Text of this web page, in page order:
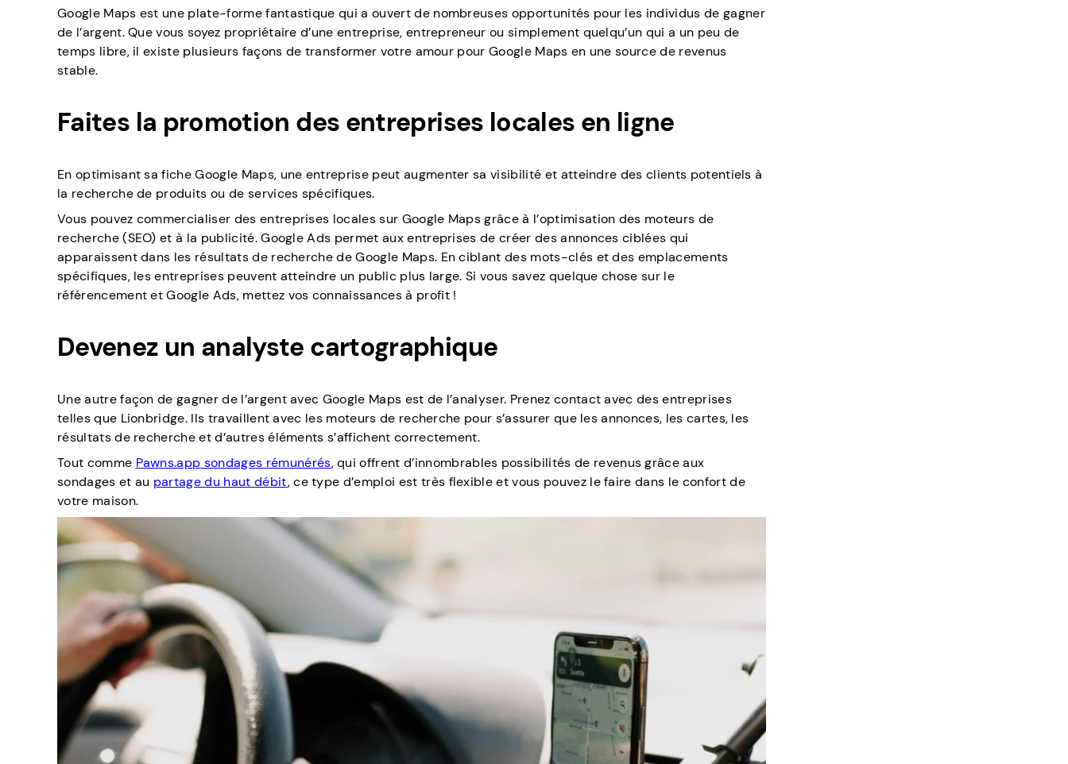
Google Maps est une plate-forme fantastique qui a ouvert de nombreuses opportunités pour les individus de gagner
de l’argent. Que vous soyez propriétaire d’une entreprise, entrepreneur ou simplement quelqu’un qui a un peu de
temps libre, il existe plusieurs façons de transformer votre amour pour Google Maps en une source de revenus
stable.
Faites la promotion des entreprises locales en ligne
En optimisant sa fiche Google Maps, une entreprise peut augmenter sa visibilité et atteindre des clients potentiels à
la recherche de produits ou de services spécifiques.
Vous pouvez commercialiser des entreprises locales sur Google Maps grâce à l’optimisation des moteurs de
recherche (SEO) et à la publicité. Google Ads permet aux entreprises de créer des annonces ciblées qui
apparaissent dans les résultats de recherche de Google Maps. En ciblant des mots-clés et des emplacements
spécifiques, les entreprises peuvent atteindre un public plus large. Si vous savez quelque chose sur le
référencement et Google Ads, mettez vos connaissances à profit !
Devenez un analyste cartographique
Une autre façon de gagner de l’argent avec Google Maps est de l’analyser. Prenez contact avec des entreprises
telles que Lionbridge. Ils travaillent avec les moteurs de recherche pour s’assurer que les annonces, les cartes, les
résultats de recherche et d’autres éléments s’affichent correctement.
Tout comme Pawns.app sondages rémunérés, qui offrent d’innombrables possibilités de revenus grâce aux
sondages et au partage du haut débit, ce type d’emploi est très flexible et vous pouvez le faire dans le confort de
votre maison.